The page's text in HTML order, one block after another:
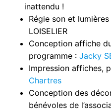
inattendu !
Régie son et
LOISELIER
Conception affiche
programme : Jacky
Impression affiches,
Chartres
Conception des
bénévoles de